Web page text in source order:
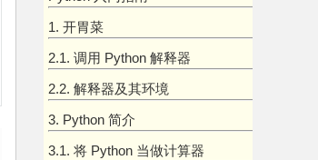
1. 开胃菜
2.1. 调用 Python 解释器
2.2. 解释器及其环境
3. Python 简介
3.1. 将 Python 当做计算器